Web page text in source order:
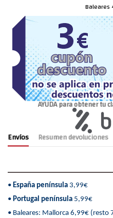
Baleares
AYUDA para obtener tu
Envíos Resumen devoluciones
• España península 3,99€
• Portugal península 5,99€
• Baleares: Mallorca 6,99€ (resto